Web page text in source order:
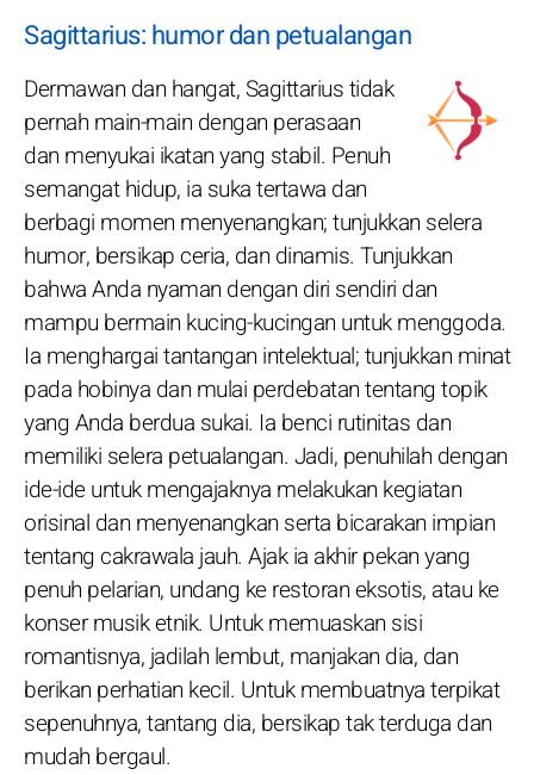
Sagittarius: humor dan petualangan
Dermawan dan hangat, Sagittarius tidak
pernah main-main dengan perasaan
dan menyukai ikatan yang stabil. Penuh
semangat hidup, ia suka tertawa dan
berbagi momen menyenangkan; tunjukkan selera
humor, bersikap ceria, dan dinamis. Tunjukkan
bahwa Anda nyaman dengan diri sendiri dan
mampu bermain kucing-kucingan untuk menggoda.
Ia menghargai tantangan intelektual; tunjukkan minat
pada hobinya dan mulai perdebatan tentang topik
yang Anda berdua sukai. Ia benci rutinitas dan
memiliki selera petualangan. Jadi, penuhilah dengan
ide-ide untuk mengajaknya melakukan kegiatan
orisinal dan menyenangkan serta bicarakan impian
tentang cakrawala jauh. Ajak ia akhir pekan yang
penuh pelarian, undang ke restoran eksotis, atau ke
konser musik etnik. Untuk memuaskan sisi
romantisnya, jadilah lembut, manjakan dia, dan
berikan perhatian kecil. Untuk membuatnya terpikat
sepenuhnya, tantang dia, bersikap tak terduga dan
mudah bergaul.